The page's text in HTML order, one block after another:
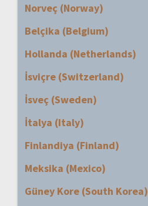
Norveç (Norway)
Belçika (Belgium)
Hollanda (Netherlands)
İsviçre (Switzerland)
İsveç (Sweden)
İtalya (Italy)
Finlandiya (Finland)
Meksika (Mexico)
Güney Kore (South Korea)